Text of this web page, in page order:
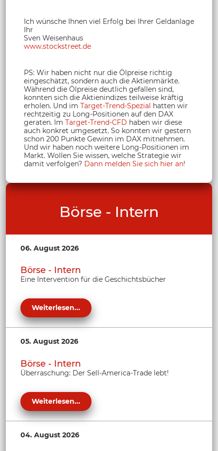
Ich wünsche Ihnen viel Erfolg bei Ihrer Geldanlage
Ihr
Sven Weisenhaus
www.stockstreet.de
PS: Wir haben nicht nur die Ölpreise richtig
eingeschätzt, sondern auch die Aktienmärkte.
Während die Ölpreise deutlich gefallen sind,
konnten sich die Aktienindizes teilweise kräftig
erholen. Und im Target-Trend-Spezial hatten wir
rechtzeitig zu Long-Positionen auf den DAX
geraten. Im Target-Trend-CFD haben wir diese
auch konkret umgesetzt. So konnten wir gestern
schon 200 Punkte Gewinn im DAX mitnehmen.
Und wir haben noch weitere Long-Positionen im
Markt. Wollen Sie wissen, welche Strategie wir
damit verfolgen? Dann melden Sie sich hier an!
Börse - Intern
06. August 2026
Börse - Intern
Eine Intervention für die Geschichtsbücher
Weiterlesen...
05. August 2026
Börse - Intern
Überraschung: Der Sell-America-Trade lebt!
Weiterlesen...
04. August 2026